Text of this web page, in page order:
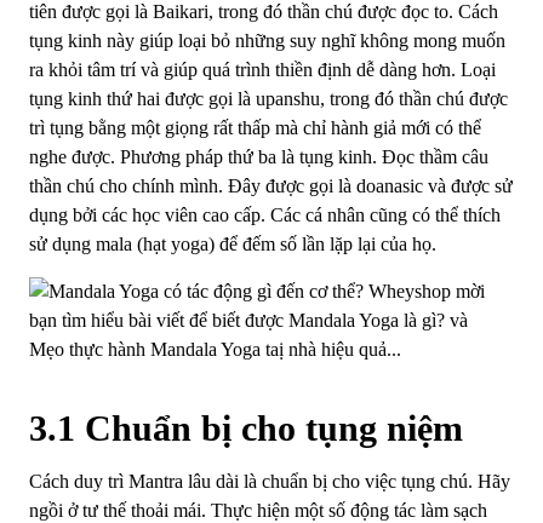
tiên được gọi là Baikari, trong đó thần chú được đọc to. Cách
tụng kinh này giúp loại bỏ những suy nghĩ không mong muốn
ra khỏi tâm trí và giúp quá trình thiền định dễ dàng hơn. Loại
tụng kinh thứ hai được gọi là upanshu, trong đó thần chú được
trì tụng bằng một giọng rất thấp mà chỉ hành giả mới có thể
nghe được. Phương pháp thứ ba là tụng kinh. Đọc thầm câu
thần chú cho chính mình. Đây được gọi là doanasic và được sử
dụng bởi các học viên cao cấp. Các cá nhân cũng có thể thích
sử dụng mala (hạt yoga) để đếm số lần lặp lại của họ.
3.1 Chuẩn bị cho tụng niệm
Cách duy trì Mantra lâu dài là chuẩn bị cho việc tụng chú. Hãy
ngồi ở tư thế thoải mái. Thực hiện một số động tác làm sạch